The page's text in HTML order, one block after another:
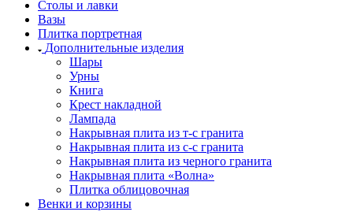
Столы и лавки
Вазы
Плитка портретная
Дополнительные изделия
Шары
Урны
Книга
Крест накладной
Лампада
Накрывная плита из т-с гранита
Накрывная плита из с-с гранита
Накрывная плита из черного гранита
Накрывная плита «Волна»
Плитка облицовочная
Венки и корзины